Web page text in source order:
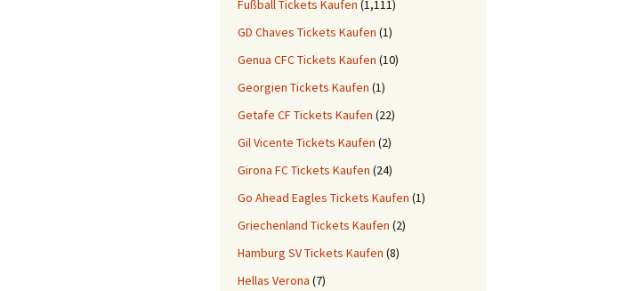
Fußball Tickets Kaufen (1,111)
GD Chaves Tickets Kaufen (1)
Genua CFC Tickets Kaufen (10)
Georgien Tickets Kaufen (1)
Getafe CF Tickets Kaufen (22)
Gil Vicente Tickets Kaufen (2)
Girona FC Tickets Kaufen (24)
Go Ahead Eagles Tickets Kaufen (1)
Griechenland Tickets Kaufen (2)
Hamburg SV Tickets Kaufen (8)
Hellas Verona (7)